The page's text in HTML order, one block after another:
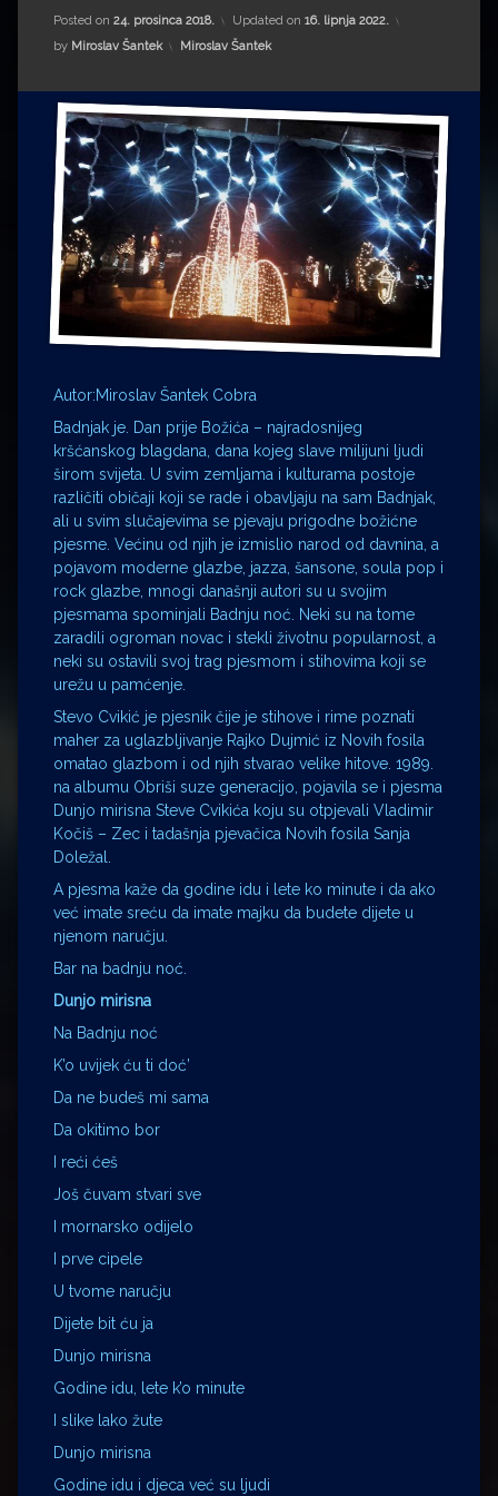
Drugi autori
Drugi autori
Matea Andrić
Ljiljana Lekanić-Kljaić
Željko Krznarić
Mario Lovreković
Miroslav Šantek
Posted on 24. prosinca 2018. Updated on 16. lipnja 2022.
by Miroslav Šantek Kategorije:
Miroslav Šantek
Autor:Miroslav Šantek Cobra
Badnjak je. Dan prije Božića – najradosnijeg
kršćanskog blagdana, dana kojeg slave milijuni ljudi
širom svijeta. U svim zemljama i kulturama postoje
različiti običaji koji se rade i obavljaju na sam Badnjak,
ali u svim slučajevima se pjevaju prigodne božićne
pjesme. Većinu od njih je izmislio narod od davnina, a
pojavom moderne glazbe, jazza, šansone, soula pop i
rock glazbe, mnogi današnji autori su u svojim
pjesmama spominjali Badnju noć. Neki su na tome
zaradili ogroman novac i stekli životnu popularnost, a
neki su ostavili svoj trag pjesmom i stihovima koji se
urežu u pamćenje.
Stevo Cvikić je pjesnik čije je stihove i rime poznati
maher za uglazbljivanje Rajko Dujmić iz Novih fosila
omatao glazbom i od njih stvarao velike hitove. 1989.
na albumu Obriši suze generacijo, pojavila se i pjesma
Dunjo mirisna Steve Cvikića koju su otpjevali Vladimir
Kočiš – Zec i tadašnja pjevačica Novih fosila Sanja
Doležal.
A pjesma kaže da godine idu i lete ko minute i da ako
već imate sreću da imate majku da budete dijete u
njenom naručju.
Bar na badnju noć.
Dunjo mirisna
Na Badnju noć
K’o uvijek ću ti doć’
Da ne budeš mi sama
Da okitimo bor
I reći ćeš
Još čuvam stvari sve
I mornarsko odijelo
I prve cipele
U tvome naručju
Dijete bit ću ja
Dunjo mirisna
Godine idu, lete k’o minute
I slike lako žute
Dunjo mirisna
Godine idu i djeca već su ljudi